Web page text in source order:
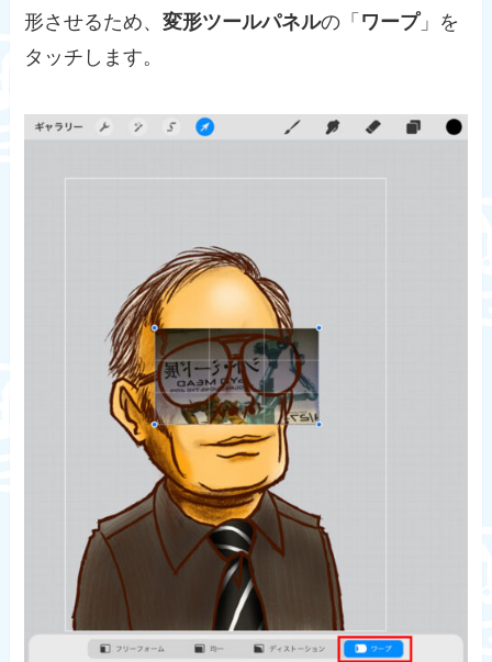
形させるため、変形ツールパネルの「 ワープ」を
タッチします。